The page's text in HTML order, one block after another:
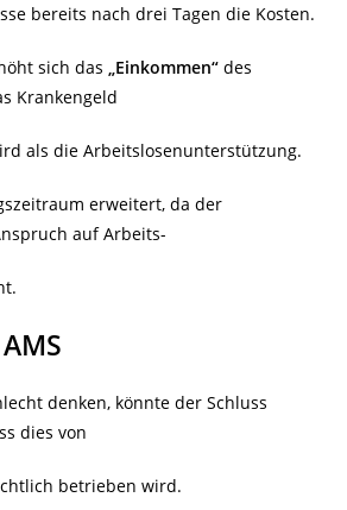
bereits nach drei Tagen die Kosten.
sich das „Einkommen“ des
Krankengeld
als die Arbeitslosenunterstützung.
erweitert, da der
auf Arbeits-
denken, könnte der Schluss
dies von
betrieben wird.